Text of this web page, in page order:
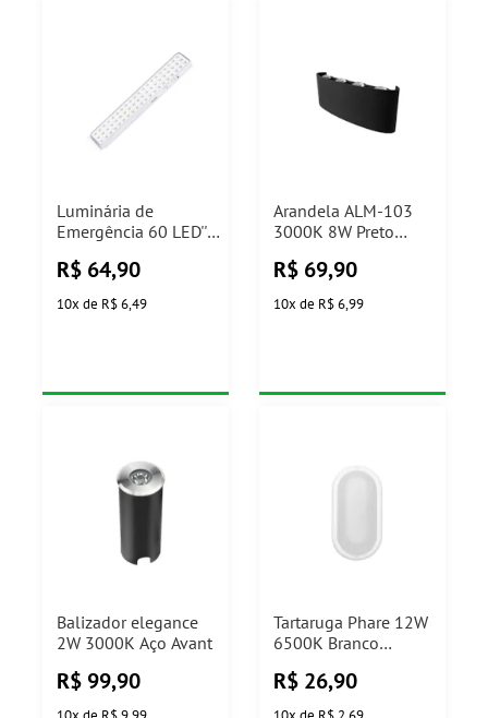
Luminária de
Emergência 60 LED''s
R$ 64,90
10x de R$ 6,49
Arandela ALM-103
3000K 8W Preto
R$ 69,90
10x de R$ 6,99
Balizador elegance
2W 3000K Aço Avant
R$ 99,90
Tartaruga Phare 12W
6500K Branco
R$ 26,90